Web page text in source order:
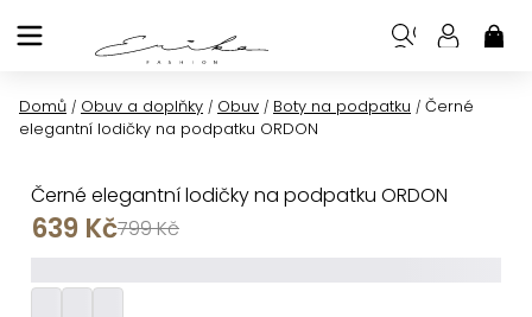
na
Domů / Obuv a doplňky / Obuv / Boty na podpatku / Černé
elegantní lodičky na podpatku ORDON
Černé elegantní lodičky na podpatku ORDON
799 Kč
639 Kč